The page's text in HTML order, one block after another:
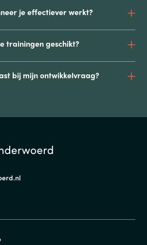
je effectiever werkt?
trainingen geschikt?
bij mijn ontwikkelvraag?